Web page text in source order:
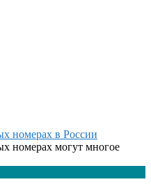
номерах в России
номерах могут многое